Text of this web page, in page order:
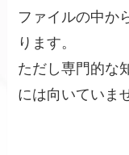
ファイルの中か
ります。
ただし専門的な
には向いていま